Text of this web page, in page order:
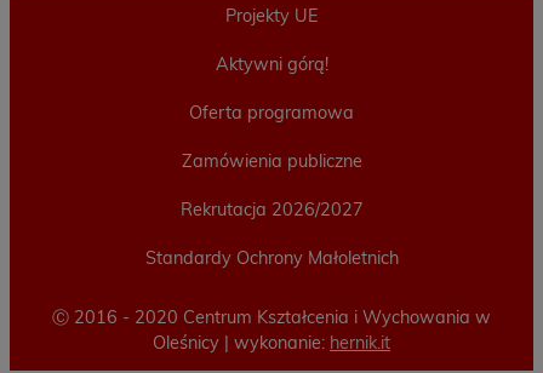
Projekty UE
Aktywni górą!
Oferta programowa
Zamówienia publiczne
Rekrutacja 2026/2027
Standardy Ochrony Małoletnich
Ⓒ 2016 - 2020 Centrum Kształcenia i Wychowania w
Oleśnicy | wykonanie: hernik.it